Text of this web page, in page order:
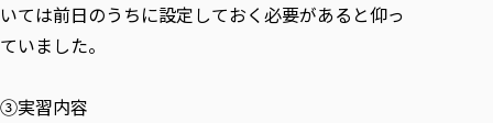
いては前日のうちに設定しておく必要があると仰っ
ていました。
③実習内容